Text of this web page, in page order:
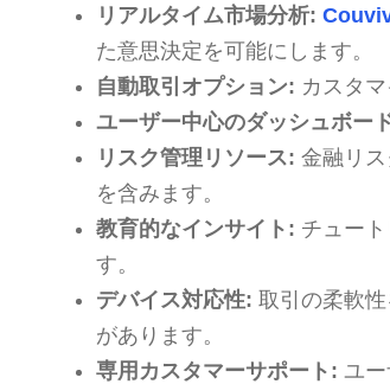
リアルタイム市場分析:
た意思決定を可能にします。
自動取引オプション: カスタ
ユーザー中心のダッシュボー
リスク管理リソース: 金融リ
を含みます。
教育的なインサイト: チュー
す。
デバイス対応性: 取引の柔軟
があります。
専用カスタマーサポート: ユ